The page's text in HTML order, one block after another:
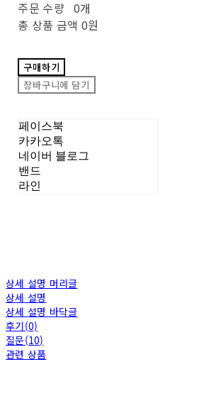
주문 수량 0개
총 상품 금액 0원
구매하기
장바구니에 담기
페이스북
카카오톡
네이버 블로그
밴드
라인
상세 설명 머리글
상세 설명
상세 설명 바닥글
후기(0)
질문(10)
관련 상품